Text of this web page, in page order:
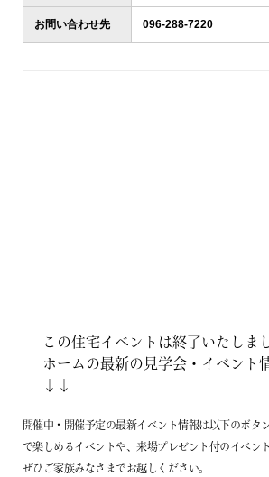
お問い合わせ先 096-288-7220
この住宅イベントは終了いたしま
ホームの最新の見学会・イベント
↓↓
開催中・開催予定の最新イベント情報は以下のボタ
で楽しめるイベントや、来場プレゼント付のイベン
ぜひご家族みなさまでお越しください。